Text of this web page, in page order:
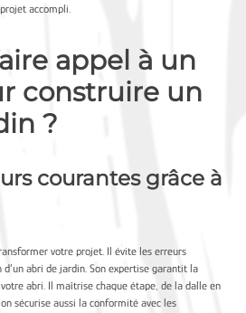
accompli.
appel à un
construire un
?
courantes grâce à
votre projet. Il évite les erreurs
abri de jardin. Son expertise garantit la
abri. Il maîtrise chaque étape, de la dalle en
sécurise aussi la conformité avec les